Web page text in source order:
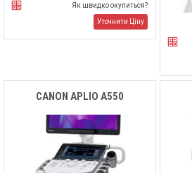
Як швидко окупиться?
Уточнити Ціну
CANON APLIO А550